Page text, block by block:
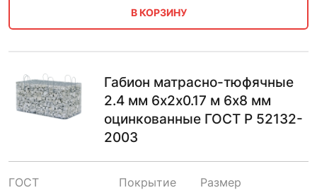
В КОРЗИНУ
Габион матрасно-тюфячные
2.4 мм 6х2х0.17 м 6х8 мм
оцинкованные ГОСТ Р 52132-
2003
ГОСТ
Покрытие
Размер